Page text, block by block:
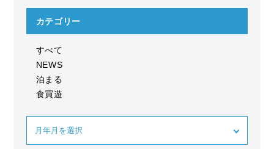
カテゴリー
すべて
NEWS
泊まる
食買遊